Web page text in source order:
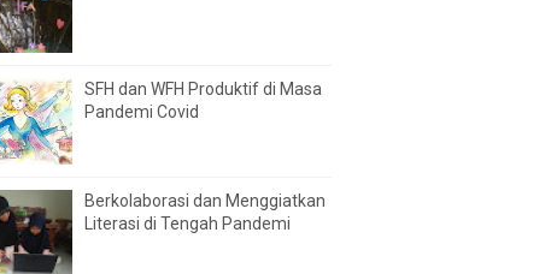
SFH dan WFH Produktif di Masa
Pandemi Covid
Berkolaborasi dan Menggiatkan
Literasi di Tengah Pandemi